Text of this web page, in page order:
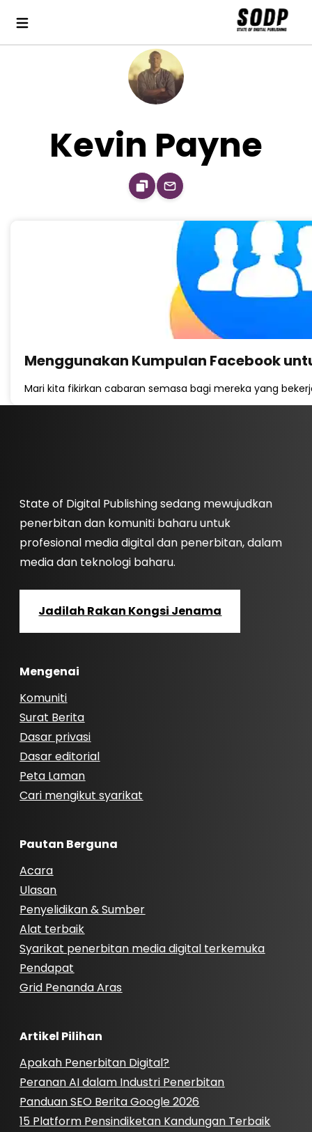
Kevin Payne
Menggunakan Kumpulan Facebook
Mari kita fikirkan cabaran semasa bagi mereka yang
State of Digital Publishing sedang mewujudkan
penerbitan dan komuniti baharu untuk
profesional media digital dan penerbitan, dalam
media dan teknologi baharu.
Jadilah Rakan Kongsi Jenama
Mengenai
Komuniti
Surat Berita
Dasar privasi
Dasar editorial
Peta Laman
Cari mengikut syarikat
Pautan Berguna
Acara
Ulasan
Penyelidikan & Sumber
Alat terbaik
Syarikat penerbitan media digital terkemuka
Pendapat
Grid Penanda Aras
Artikel Pilihan
Apakah Penerbitan Digital?
Peranan AI dalam Industri Penerbitan
Panduan SEO Berita Google 2026
15 Platform Pensindiketan Kandungan Terbaik